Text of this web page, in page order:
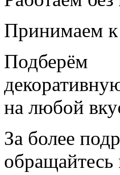
Принимаем к
Подберём
на любой
За более